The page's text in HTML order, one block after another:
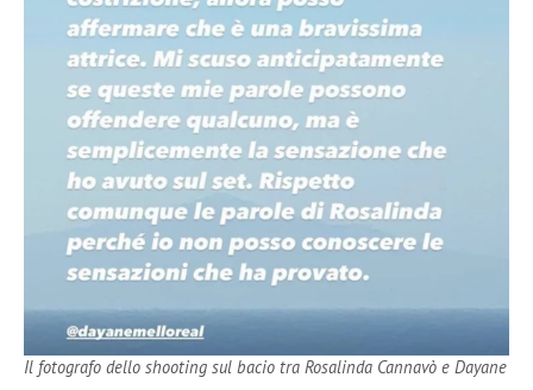
Il fotografo dello shooting sul bacio tra Rosalinda Cannavò e Dayane